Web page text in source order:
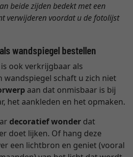
beide zijden bedekt met een
verwijderen voordat u de fotolijst
wandspiegel bestellen
ook verkrijgbaar als
wandspiegel schaft u zich niet
aan dat onmisbaar is bij
het aankleden en het opmaken.
decoratief wonder dat
doet lijken. Of hang deze
een lichtbron en geniet (vooral